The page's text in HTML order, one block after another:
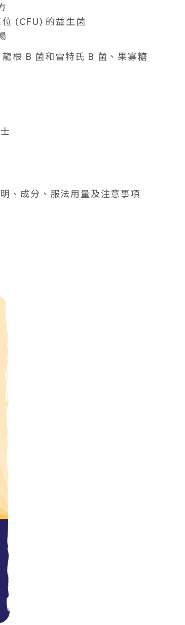
(CFU) 的益生菌
根 B 菌和雷特氏 B 菌、果寡糖
、成分、服法用量及注意事項